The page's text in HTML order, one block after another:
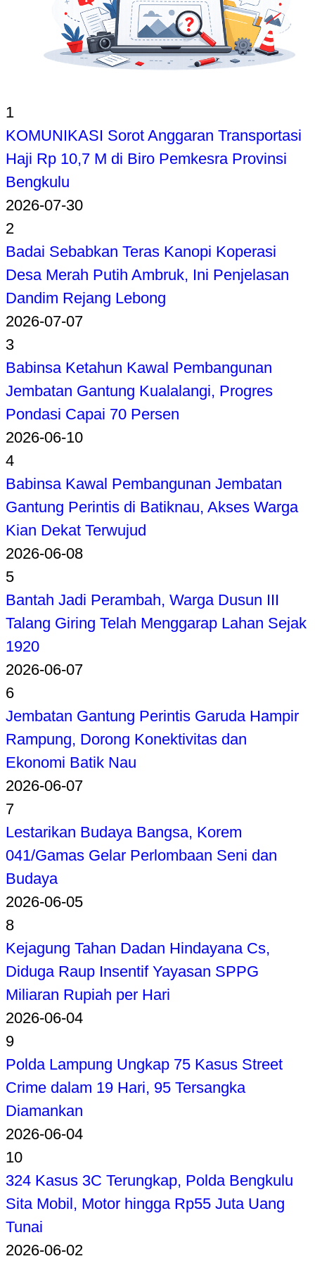
1
KOMUNIKASI Sorot Anggaran Transportasi
Haji Rp 10,7 M di Biro Pemkesra Provinsi
Bengkulu
2026-07-30
2
Badai Sebabkan Teras Kanopi Koperasi
Desa Merah Putih Ambruk, Ini Penjelasan
Dandim Rejang Lebong
2026-07-07
3
Babinsa Ketahun Kawal Pembangunan
Jembatan Gantung Kualalangi, Progres
Pondasi Capai 70 Persen
2026-06-10
4
Babinsa Kawal Pembangunan Jembatan
Gantung Perintis di Batiknau, Akses Warga
Kian Dekat Terwujud
2026-06-08
5
Bantah Jadi Perambah, Warga Dusun III
Talang Giring Telah Menggarap Lahan Sejak
1920
2026-06-07
6
Jembatan Gantung Perintis Garuda Hampir
Rampung, Dorong Konektivitas dan
Ekonomi Batik Nau
2026-06-07
7
Lestarikan Budaya Bangsa, Korem
041/Gamas Gelar Perlombaan Seni dan
Budaya
2026-06-05
8
Kejagung Tahan Dadan Hindayana Cs,
Diduga Raup Insentif Yayasan SPPG
Miliaran Rupiah per Hari
2026-06-04
9
Polda Lampung Ungkap 75 Kasus Street
Crime dalam 19 Hari, 95 Tersangka
Diamankan
2026-06-04
10
324 Kasus 3C Terungkap, Polda Bengkulu
Sita Mobil, Motor hingga Rp55 Juta Uang
Tunai
2026-06-02